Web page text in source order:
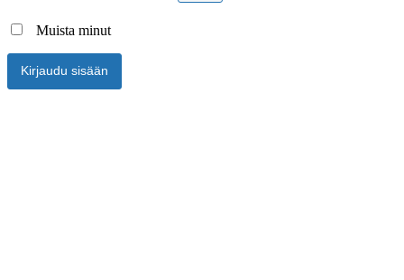
Muista minut